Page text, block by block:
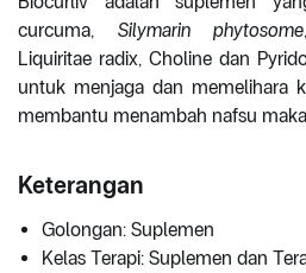
curcuma, Silymarin phytosome
Liquiritae radix, Choline dan
untuk menjaga dan memelihara
membantu menambah nafsu
Keterangan
Golongan: Suplemen
Kelas Terapi: Suplemen dan